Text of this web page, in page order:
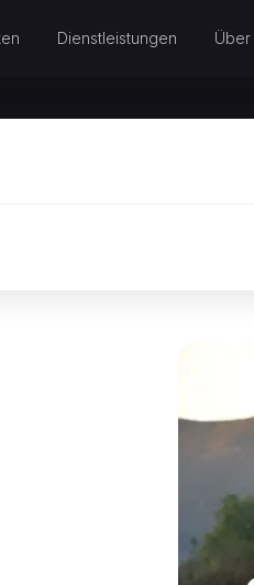
Dienstleistungen Über